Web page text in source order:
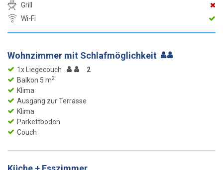
Grill
Wi-Fi
Wohnzimmer mit Schlafmöglichkeit
1x Liegecouch
2
Balkon 5 m2
Klima
Ausgang zur Terrasse
Klima
Parkettboden
Couch